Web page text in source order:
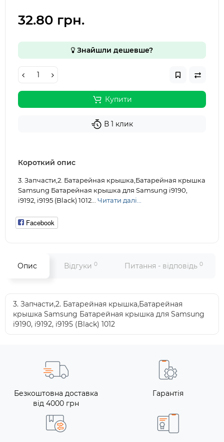
32.80 грн.
Знайшли дешевше?
Купити
В 1 клик
Короткий опис
3. Запчасти,2. Батарейная крышка,Батарейная крышка
Samsung Батарейная крышка для Samsung i9190,
i9192, i9195 (Black) 1012... Читати далі...
Facebook
Опис Відгуки 0 Питання - відповідь 0
3. Запчасти,2. Батарейная крышка,Батарейная
крышка Samsung Батарейная крышка для Samsung
i9190, i9192, i9195 (Black) 1012
Безкоштовна доставка
від 4000 грн
Гарантія